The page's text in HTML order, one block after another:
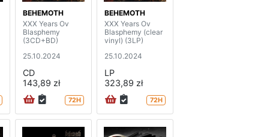
BEHEMOTH
XXX Years Ov
Blasphemy
(3CD+BD)
25.10.2024
CD
143,89 zł
72H
BEHEMOTH
XXX Years Ov
Blasphemy (clear
vinyl) (3LP)
25.10.2024
LP
323,89 zł
72H